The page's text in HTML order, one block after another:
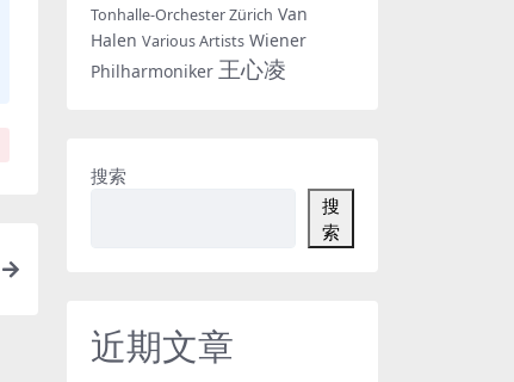
Tonhalle-Orchester Zürich Van
Halen Various Artists Wiener
Philharmoniker 王心凌
搜索
搜
索
近期文章